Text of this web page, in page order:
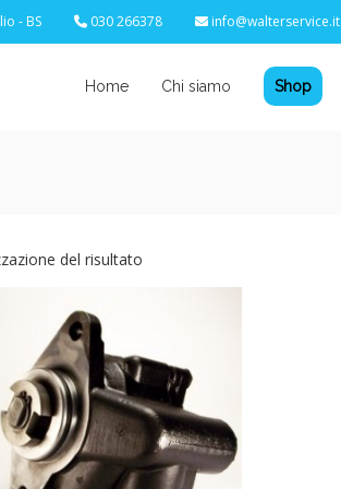
- BS 030 266378 info@walterservice.it
Home Chi siamo Shop
del risultato